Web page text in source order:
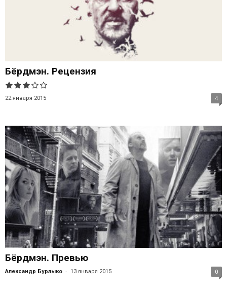
Бёрдмэн. Рецензия
22 января 2015 4
Бёрдмэн. Превью
Александр Бурлыко - 13 января 2015 0